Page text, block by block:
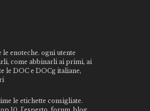
enoteche. ogni utente
come abbinarli ai primi, ai
le DOC e DOCg italiane,
le etichette consigliate.